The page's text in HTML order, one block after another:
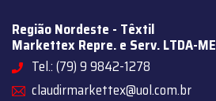
Região Nordeste - Têxtil
Markettex Repre. e Serv. LTDA-ME
Tel.: (79) 9 9842-1278
claudirmarkettex@uol.com.br